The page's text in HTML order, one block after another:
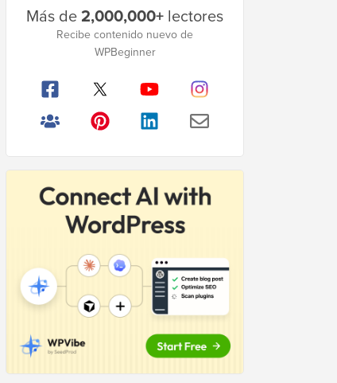
lateral
Más de2,000,000+ lectores
Recibe contenido nuevo de
WPBeginner